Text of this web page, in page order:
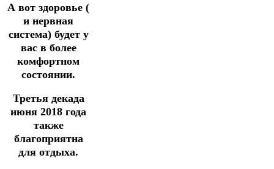
А вот здоровье (
и нервная
система) будет у
вас в более
комфортном
состоянии.
Третья декада
июня 2018 года
также
благоприятна
для отдыха.